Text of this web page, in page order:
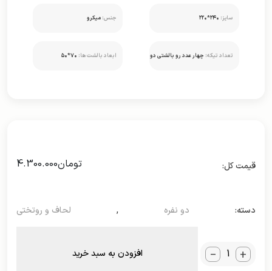
سایز: ۲۴۰*۲۲۰ جنس: میکرو
تعداد تیکه: چهار عدد رو بالشتی دو ابعاد بالشت ها: ۷۰*۵۰
تومان4.300.000
دسته: دو نفره , لحاف و روتختی
_ + افزودن به سبد خرید